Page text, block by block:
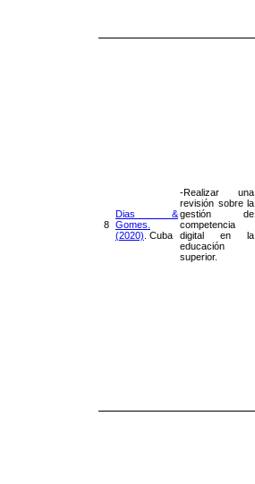
8
Dias &
Gomes.
(2020). Cuba
-Realizar una
revisión sobre la
gestión de
competencia
digital en la
educación
superior.